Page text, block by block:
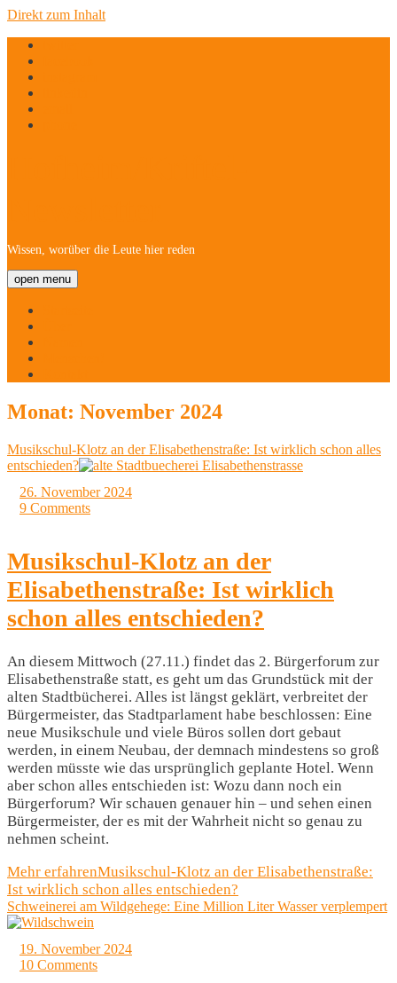
Direkt zum Inhalt
Wissen, worüber die Leute hier reden
open menu
Monat: November 2024
Musikschul-Klotz an der Elisabethenstraße: Ist wirklich schon alles
entschieden?
26. November 2024
9 Comments
Musikschul-Klotz an der
Elisabethenstraße: Ist wirklich
schon alles entschieden?
An diesem Mittwoch (27.11.) findet das 2. Bürgerforum zur
Elisabethenstraße statt, es geht um das Grundstück mit der
alten Stadtbücherei. Alles ist längst geklärt, verbreitet der
Bürgermeister, das Stadtparlament habe beschlossen: Eine
neue Musikschule und viele Büros sollen dort gebaut
werden, in einem Neubau, der demnach mindestens so groß
werden müsste wie das ursprünglich geplante Hotel. Wenn
aber schon alles entschieden ist: Wozu dann noch ein
Bürgerforum? Wir schauen genauer hin – und sehen einen
Bürgermeister, der es mit der Wahrheit nicht so genau zu
nehmen scheint.
Mehr erfahrenMusikschul-Klotz an der Elisabethenstraße:
Ist wirklich schon alles entschieden?
Schweinerei am Wildgehege: Eine Million Liter Wasser verplempert
19. November 2024
10 Comments